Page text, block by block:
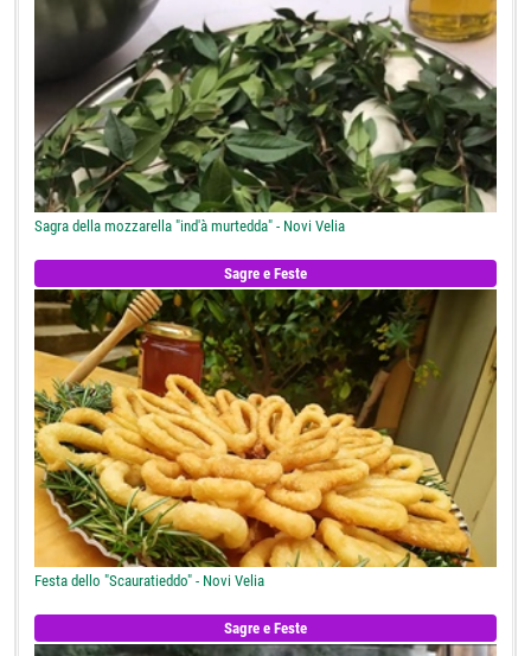
Sagra della mozzarella "ind'à murtedda" - Novi Velia
Sagre e Feste
Festa dello "Scauratieddo" - Novi Velia
Sagre e Feste